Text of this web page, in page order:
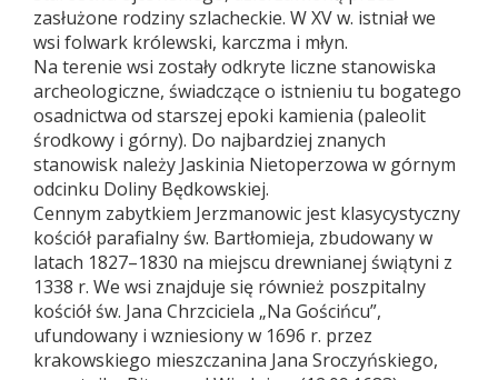
zasłużone rodziny szlacheckie. W XV w. istniał we
wsi folwark królewski, karczma i młyn.
Na terenie wsi zostały odkryte liczne stanowiska
archeologiczne, świadczące o istnieniu tu bogatego
osadnictwa od starszej epoki kamienia (paleolit
środkowy i górny). Do najbardziej znanych
stanowisk należy Jaskinia Nietoperzowa w górnym
odcinku Doliny Będkowskiej.
Cennym zabytkiem Jerzmanowic jest klasycystyczny
kościół parafialny św. Bartłomieja, zbudowany w
latach 1827–1830 na miejscu drewnianej świątyni z
1338 r. We wsi znajduje się również poszpitalny
kościół św. Jana Chrzciciela „Na Gościńcu”,
ufundowany i wzniesiony w 1696 r. przez
krakowskiego mieszczanina Jana Sroczyńskiego,